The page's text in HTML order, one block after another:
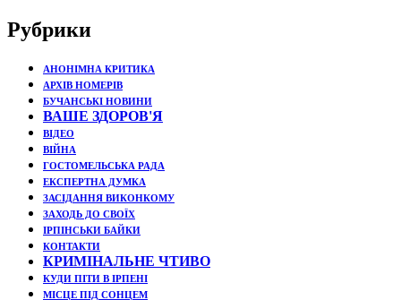
Рубрики
АНОНІМНА КРИТИКА
АРХІВ НОМЕРІВ
БУЧАНСЬКІ НОВИНИ
ВАШЕ ЗДОРОВ'Я
ВІДЕО
ВІЙНА
ГОСТОМЕЛЬСЬКА РАДА
ЕКСПЕРТНА ДУМКА
ЗАСІДАННЯ ВИКОНКОМУ
ЗАХОДЬ ДО СВОЇХ
ІРПІНСЬКИ БАЙКИ
КОНТАКТИ
КРИМІНАЛЬНЕ ЧТИВО
КУДИ ПІТИ В ІРПЕНІ
МІСЦЕ ПІД СОНЦЕМ